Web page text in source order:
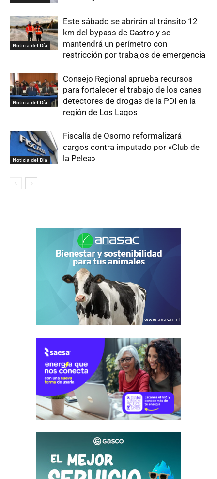
Noticia del Día
Este sábado se abrirán al tránsito 12
km del bypass de Castro y se
mantendrá un perímetro con
restricción por trabajos de emergencia
Noticia del Día
Consejo Regional aprueba recursos
para fortalecer el trabajo de los canes
detectores de drogas de la PDI en la
región de Los Lagos
Noticia del Día
Fiscalía de Osorno reformalizará
cargos contra imputado por «Club de
la Pelea»